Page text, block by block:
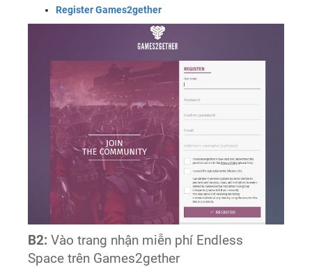
Register Games2gether
B2:Vào trang nhận miễn phí Endless
Space trên Games2gether